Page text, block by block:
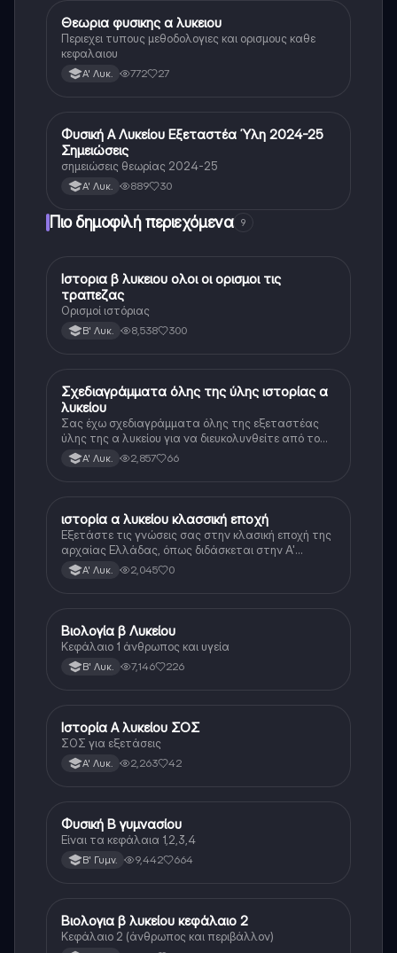
Φυσική
Θεωρια φυσικης α λυκειου
Περιεχει τυπους μεθοδολογιες και ορισμους καθε
κεφαλαιου
Α' Λυκ. 772 27
Φυσική
Φυσική Α Λυκείου Εξεταστέα Ύλη 2024-25
Σημειώσεις
σημειώσεις θεωρίας 2024-25
Α' Λυκ. 889 30
Πιο δημοφιλή περιεχόμενα 9
Ιστορία
Ιστορια β λυκειου ολοι οι ορισμοι τις
τραπεζας
Ορισμοί ιστόριας
Β' Λυκ. 8,538 300
Ιστορία
Σχεδιαγράμματα όλης της ύλης ιστορίας α
λυκείου
Σας έχω σχεδιαγράμματα όλης της εξεταστέας
ύλης της α λυκείου για να διευκολυνθείτε από το
τεράστιο βάρος του βιβλίου
Α' Λυκ. 2,857 66
Ιστορία
ιστορία α λυκείου κλασσική εποχή
Εξετάστε τις γνώσεις σας στην κλασική εποχή της
αρχαίας Ελλάδας, όπως διδάσκεται στην Α'
Λυκείου.Α' Λυκ. 2,045 0
Βιολογία
Βιολογία β Λυκείου
Κεφάλαιο 1 άνθρωπος και υγεία
Β' Λυκ. 7,146 226
Ιστορία
Ιστορία Α λυκείου ΣΟΣ
ΣΟΣ για εξετάσεις
Α' Λυκ. 2,263 42
Φυσική
Φυσική Β γυμνασίου
Είναι τα κεφάλαια 1,2,3,4
Β' Γυμν. 9,442 664
Βιολογία
Βιολογια β λυκείου κεφάλαιο 2
Κεφάλαιο 2 (άνθρωπος και περιβάλλον)